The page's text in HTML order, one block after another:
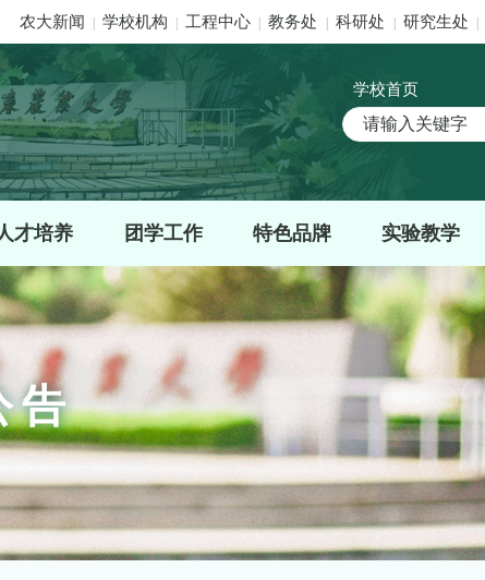
农大新闻 学校机构 工程中心 教务处 科研处 研究生处
学校首页
才培养 团学工作 特色品牌 实验教学
告